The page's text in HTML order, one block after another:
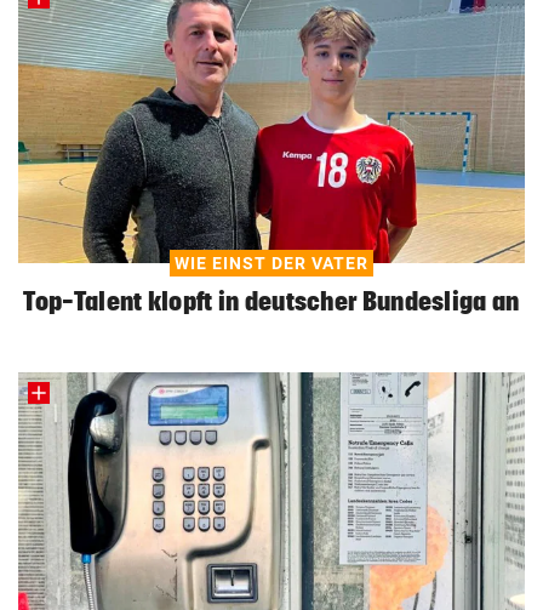
WIE EINST DER VATER
Top-Talent klopft in deutscher Bundesliga an